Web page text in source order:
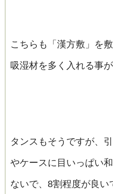
こちらも「漢方敷」を
吸湿材を多く入れる事が
タンスもそうですが、
やケースに目いっぱい
ないで、8割程度が良い